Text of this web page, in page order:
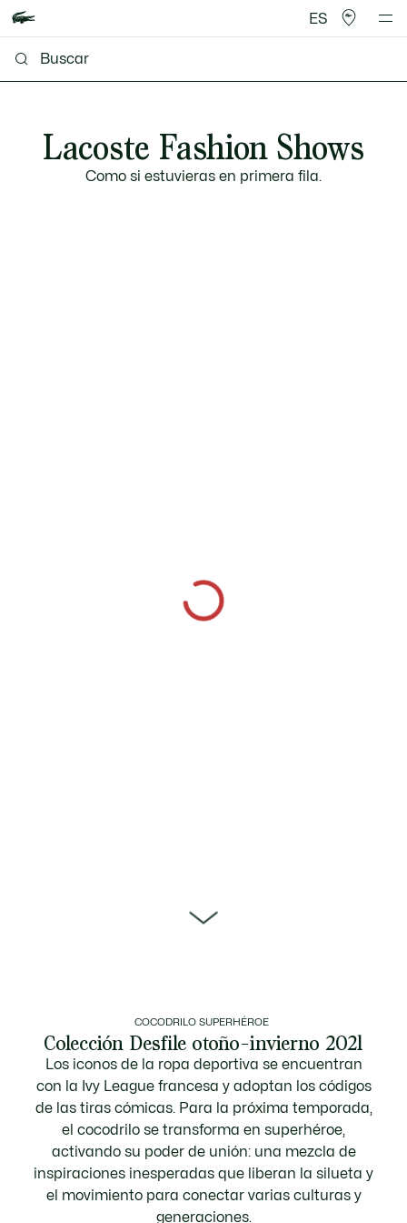
ES
Lacoste Fashion Shows
Como si estuvieras en primera fila.
to
next
COCODRILO SUPERHÉROE
Colección Desfile otoño-invierno 2021
Los iconos de la ropa deportiva se encuentran
con la Ivy League francesa y adoptan los códigos
de las tiras cómicas. Para la próxima temporada,
el cocodrilo se transforma en superhéroe,
activando su poder de unión: una mezcla de
inspiraciones inesperadas que liberan la silueta y
el movimiento para conectar varias culturas y
generaciones.